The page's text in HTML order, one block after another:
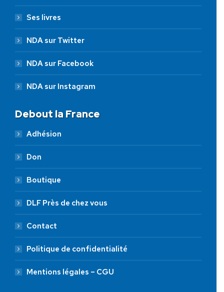
Ses livres
NDA sur Twitter
NDA sur Facebook
NDA sur Instagram
Debout la France
Adhésion
Don
Boutique
DLF Près de chez vous
Contact
Politique de confidentialité
Mentions légales – CGU